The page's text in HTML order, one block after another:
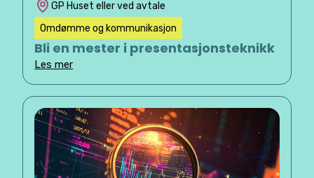
GP Huset eller ved avtale
Omdømme og kommunikasjon
Bli en mester i presentasjonsteknikk
Les mer